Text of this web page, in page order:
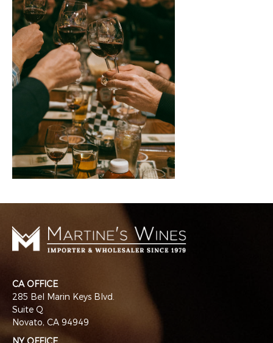
CA OFFICE
285 Bel Marin Keys Blvd.
Suite Q
Novato, CA 94949
NY OFFICE